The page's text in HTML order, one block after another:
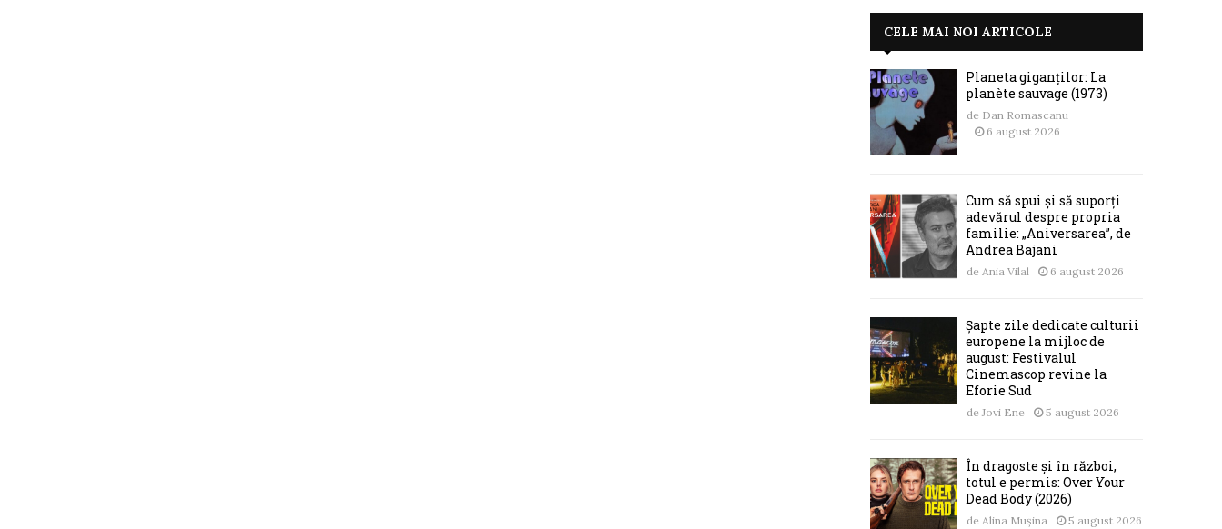
CELE MAI NOI ARTICOLE
Planeta giganților: La
planète sauvage (1973)
de Dan Romascanu
6 august 2026
Cum să spui și să suporți
adevărul despre propria
familie: „Aniversarea”, de
Andrea Bajani
de Ania Vilal 6 august 2026
Șapte zile dedicate culturii
europene la mijloc de
august: Festivalul
Cinemascop revine la
Eforie Sud
de Jovi Ene 5 august 2026
În dragoste și în război,
totul e permis: Over Your
Dead Body (2026)
de Alina Mușina 5 august 2026